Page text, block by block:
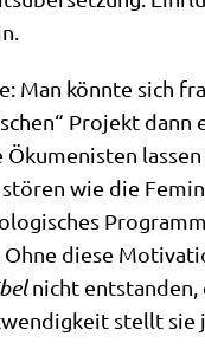
Man könn­te sich
Pro­jekt dann
Öku­me­ni­sten
wie die
Ohne die­se
nicht ent­stan­den,
stellt sie